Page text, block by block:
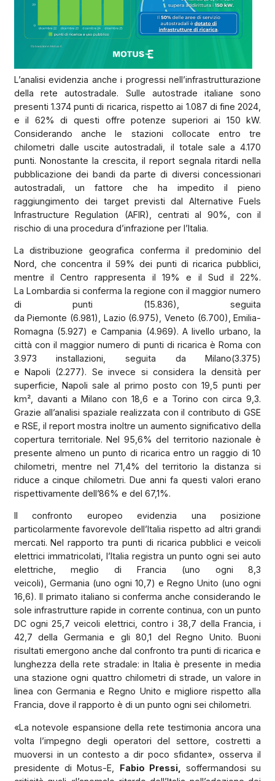
L’analisi evidenzia anche i progressi nell’infrastrutturazione
della rete autostradale. Sulle autostrade italiane sono
presenti 1.374 punti di ricarica, rispetto ai 1.087 di fine 2024,
e il 62% di questi offre potenze superiori ai 150 kW.
Considerando anche le stazioni collocate entro tre
chilometri dalle uscite autostradali, il totale sale a 4.170
punti. Nonostante la crescita, il report segnala ritardi nella
pubblicazione dei bandi da parte di diversi concessionari
autostradali, un fattore che ha impedito il pieno
raggiungimento dei target previsti dal Alternative Fuels
Infrastructure Regulation (AFIR), centrati al 90%, con il
rischio di una procedura d’infrazione per l’Italia.
La distribuzione geografica conferma il predominio del
Nord, che concentra il 59% dei punti di ricarica pubblici,
mentre il Centro rappresenta il 19% e il Sud il 22%.
La Lombardia si conferma la regione con il maggior numero
di punti (15.836), seguita
da Piemonte (6.981), Lazio (6.975), Veneto (6.700), Emilia-
Romagna (5.927) e Campania (4.969). A livello urbano, la
città con il maggior numero di punti di ricarica è Roma con
3.973 installazioni, seguita da Milano(3.375)
e Napoli (2.277). Se invece si considera la densità per
superficie, Napoli sale al primo posto con 19,5 punti per
km², davanti a Milano con 18,6 e a Torino con circa 9,3.
Grazie all’analisi spaziale realizzata con il contributo di GSE
e RSE, il report mostra inoltre un aumento significativo della
copertura territoriale. Nel 95,6% del territorio nazionale è
presente almeno un punto di ricarica entro un raggio di 10
chilometri, mentre nel 71,4% del territorio la distanza si
riduce a cinque chilometri. Due anni fa questi valori erano
rispettivamente dell’86% e del 67,1%.
Il confronto europeo evidenzia una posizione
particolarmente favorevole dell’Italia rispetto ad altri grandi
mercati. Nel rapporto tra punti di ricarica pubblici e veicoli
elettrici immatricolati, l’Italia registra un punto ogni sei auto
elettriche, meglio di Francia (uno ogni 8,3
veicoli), Germania (uno ogni 10,7) e Regno Unito (uno ogni
16,6). Il primato italiano si conferma anche considerando le
sole infrastrutture rapide in corrente continua, con un punto
DC ogni 25,7 veicoli elettrici, contro i 38,7 della Francia, i
42,7 della Germania e gli 80,1 del Regno Unito. Buoni
risultati emergono anche dal confronto tra punti di ricarica e
lunghezza della rete stradale: in Italia è presente in media
una stazione ogni quattro chilometri di strade, un valore in
linea con Germania e Regno Unito e migliore rispetto alla
Francia, dove il rapporto è di un punto ogni sei chilometri.
«La notevole espansione della rete testimonia ancora una
volta l’impegno degli operatori del settore, costretti a
muoversi in un contesto a dir poco sfidante», osserva il
presidente di Motus-E, Fabio Pressi,
soffermandosi su